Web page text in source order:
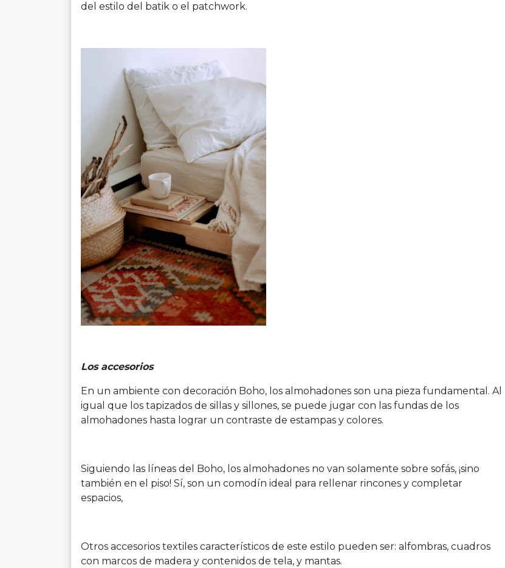
del estilo del batik o el patchwork.
Los accesorios
En un ambiente con decoración Boho, los almohadones son una pieza fundamental. Al
igual que los tapizados de sillas y sillones, se puede jugar con las fundas de los
almohadones hasta lograr un contraste de estampas y colores.
Siguiendo las líneas del Boho, los almohadones no van solamente sobre sofás, ¡sino
también en el piso! Sí, son un comodín ideal para rellenar rincones y completar
espacios,
Otros accesorios textiles característicos de este estilo pueden ser: alfombras, cuadros
con marcos de madera y contenidos de tela, y mantas.